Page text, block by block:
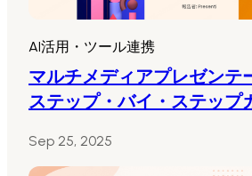
AI活用・ツール連携
マルチメディアプレゼンテ
ステップ・バイ・ステップ
Sep 25, 2025